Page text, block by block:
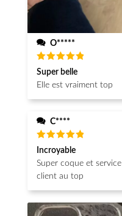
O*****
Note 5
sur 5
Super belle
Elle est vraiment top
C****
Note5
sur 5
Incroyable
Super coque et service
client au top